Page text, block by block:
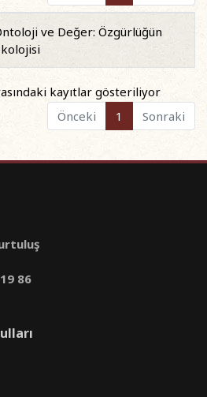
ve Değer: Özgürlüğün
kayıtlar gösteriliyor
Önceki
1 Sonraki
86